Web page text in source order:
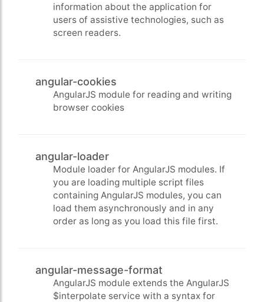
information about the application for
users of assistive technologies, such as
screen readers.
angular-cookies
AngularJS module for reading and writing
browser cookies
angular-loader
Module loader for AngularJS modules. If
you are loading multiple script files
containing AngularJS modules, you can
load them asynchronously and in any
order as long as you load this file first.
angular-message-format
AngularJS module extends the AngularJS
$interpolate service with a syntax for